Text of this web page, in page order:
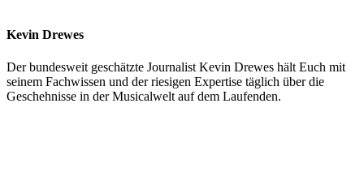
Kevin Drewes
Der bundesweit geschätzte Journalist Kevin Drewes hält Euch mit
seinem Fachwissen und der riesigen Expertise täglich über die
Geschehnisse in der Musicalwelt auf dem Laufenden.